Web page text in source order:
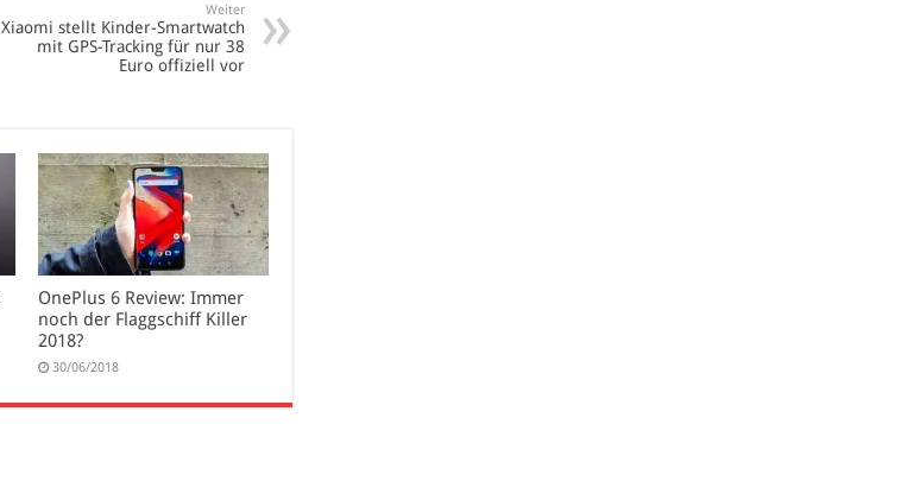
Weiter
Xiaomi stellt Kinder-Smartwatch
mit GPS-Tracking für nur 38
Euro offiziell vor
OnePlus 6 Review: Immer
noch der Flaggschiff Killer
2018?
30/06/2018